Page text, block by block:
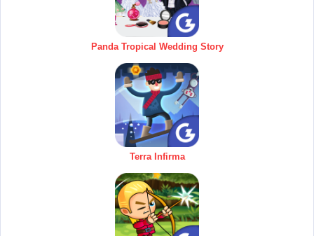
Panda Tropical Wedding Story
Terra Infirma